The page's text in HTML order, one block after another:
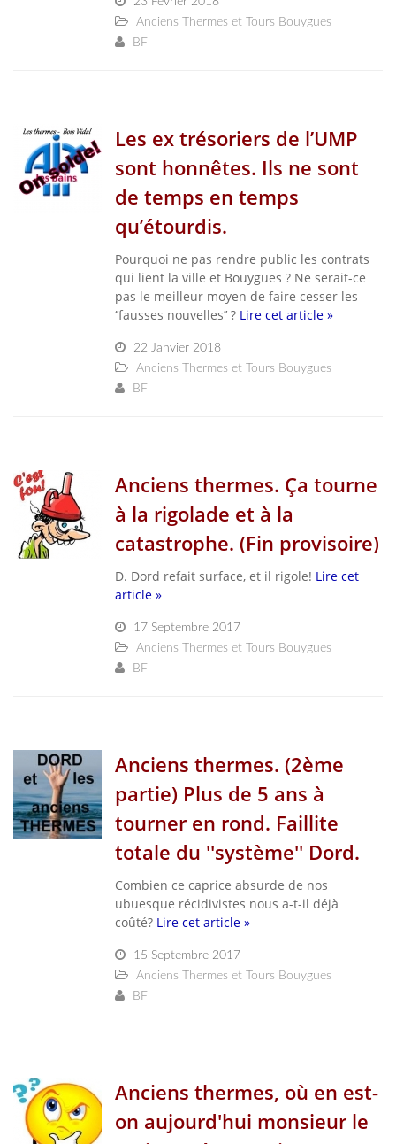
Anciens Thermes et Tours Bouygues
BF
Les ex trésoriers de l’UMP
sont honnêtes. Ils ne sont
de temps en temps
qu’étourdis.
Pourquoi ne pas rendre public les contrats
qui lient la ville et Bouygues ? Ne serait-ce
pas le meilleur moyen de faire cesser les
‘’fausses nouvelles’’ ? Lire cet article »
22 Janvier 2018
Anciens Thermes et Tours Bouygues
BF
Anciens thermes. Ça tourne
à la rigolade et à la
catastrophe. (Fin provisoire)
D. Dord refait surface, et il rigole! Lire cet
article »
17 Septembre 2017
Anciens Thermes et Tours Bouygues
BF
Anciens thermes. (2ème
partie) Plus de 5 ans à
tourner en rond. Faillite
totale du ''système'' Dord.
Combien ce caprice absurde de nos
ubuesque récidivistes nous a-t-il déjà
coûté? Lire cet article »
15 Septembre 2017
Anciens Thermes et Tours Bouygues
BF
Anciens thermes, où en est-
on aujourd'hui monsieur le